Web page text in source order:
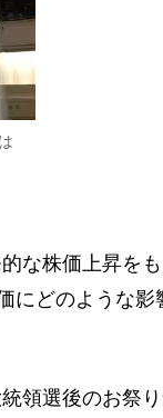
な株価上昇をも
にどのような影
領選後のお祭